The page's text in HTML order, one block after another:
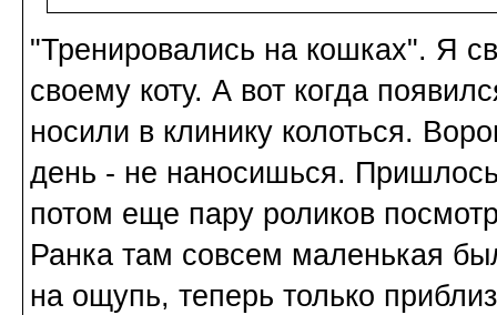
"Тренировались на кошках". Я
своему коту. А вот когда
носили в клинику колоться.
день - не наносишься.
потом еще пару роликов
Ранка там совсем маленькая
на ощупь, теперь только